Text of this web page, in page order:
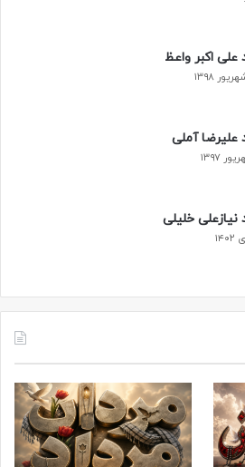
اکبر واعظ
آملی
خلیلی